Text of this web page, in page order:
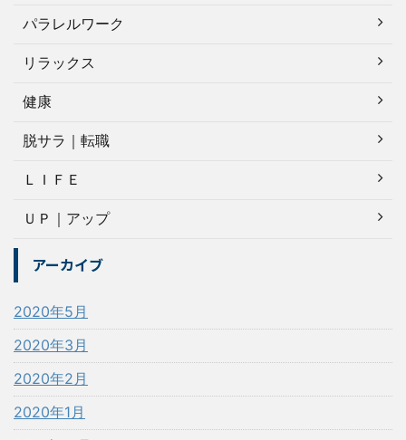
パラレルワーク
リラックス
健康
脱サラ｜転職
ＬＩＦＥ
ＵＰ｜アップ
アーカイブ
2020年5月
2020年3月
2020年2月
2020年1月